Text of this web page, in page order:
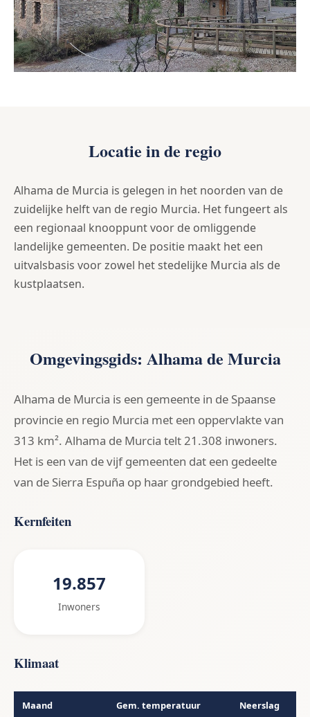
Locatie in de regio
Alhama de Murcia is gelegen in het noorden van de
zuidelijke helft van de regio Murcia. Het fungeert als
een regionaal knooppunt voor de omliggende
landelijke gemeenten. De positie maakt het een
uitvalsbasis voor zowel het stedelijke Murcia als de
kustplaatsen.
Omgevingsgids: Alhama de Murcia
Alhama de Murcia is een gemeente in de Spaanse
provincie en regio Murcia met een oppervlakte van
313 km². Alhama de Murcia telt 21.308 inwoners.
Het is een van de vijf gemeenten dat een gedeelte
van de Sierra Espuña op haar grondgebied heeft.
Kernfeiten
19.857
Inwoners
Klimaat
Maand Gem. temperatuur Neerslag